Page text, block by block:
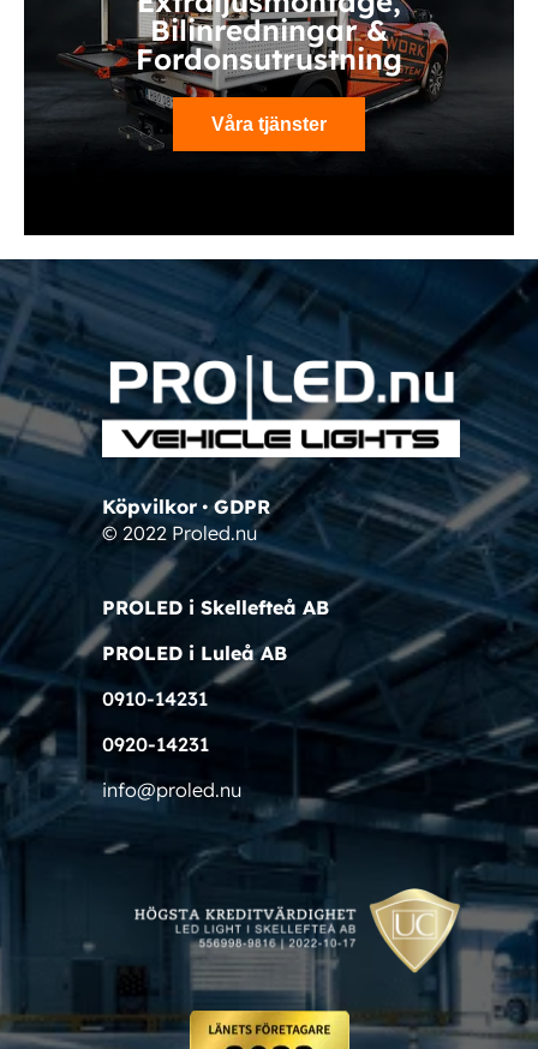
Bilinredningar &
Fordonsutrustning
Våra tjänster
Köpvilkor•GDPR
© 2022 Proled.nu
PROLED i Skellefteå AB
PROLED i Luleå AB
0910-14231
0920-14231
info@proled.nu